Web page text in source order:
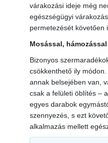
várakozási ideje még
egészségügyi
permetezését követően
Mosással,
Bizonyos
csökkenthető ily
annak belsejében van,
csak a felületi öblítés –
egyes darabok
szennyezés, s ezt
alkalmazás mellett